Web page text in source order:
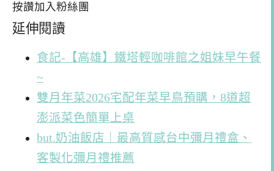
按讚加入粉絲團
延伸閱讀
食記-【高雄】鐵塔輕咖啡館之姐妹早午餐
~
雙月年菜2026宅配年菜早鳥預購，8道超
澎派菜色簡單上桌
but.奶油飯店｜最高質感台中彌月禮盒、
客製化彌月禮推薦